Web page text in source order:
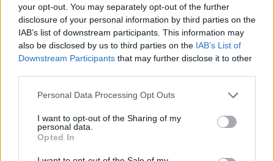
your opt-out. You may separately opt-out of the further
disclosure of your personal information by third parties on the
IAB’s list of downstream participants. This information may
also be disclosed by us to third parties on the IAB’s List of
Downstream Participants that may further disclose it to other
Personal Data Processing Opt Outs
I want to opt-out of the Sharing of my
personal data.
Opted In